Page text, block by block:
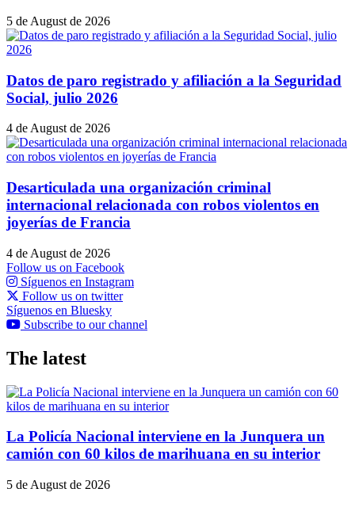
5 de August de 2026
Datos de paro registrado y afiliación a la Seguridad
Social, julio 2026
4 de August de 2026
Desarticulada una organización criminal
internacional relacionada con robos violentos en
joyerías de Francia
4 de August de 2026
Follow us on Facebook
Síguenos en Instagram
Follow us on twitter
Síguenos en Bluesky
Subscribe to our channel
The latest
La Policía Nacional interviene en la Junquera un
camión con 60 kilos de marihuana en su interior
5 de August de 2026